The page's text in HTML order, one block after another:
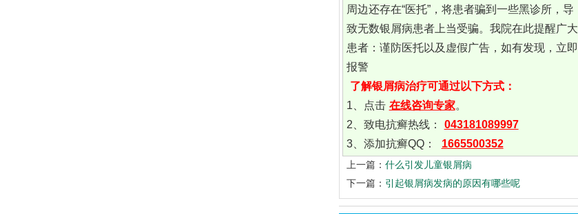
周边还存在“医托”，将患者骗到一些黑诊所，导
致无数银屑病患者上当受骗。我院在此提醒广大
患者：谨防医托以及虚假广告，如有发现，立即
报警
了解银屑病治疗可通过以下方式：
1、点击 在线咨询专家。
2、致电抗癣热线：
043181089997
3、添加抗癣QQ：
1665500352
上一篇： 什么引发儿童银屑病
下一篇： 引起银屑病发病的原因有哪些呢